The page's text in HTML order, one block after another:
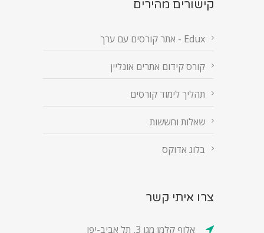
קישורים מהירים
Edux - אתר קורסים עם ערך
קורס קידום אתרים אונליין
תהליך לימוד קורסים
שאלות וחששות
בלוג אדוקס
צרו איתי קשר
אלוף קלמן מגן 3, תל אביב-יפו